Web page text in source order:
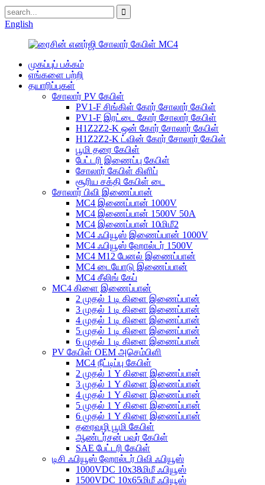
English
முகப்புப் பக்கம்
எங்களை பற்றி
தயாரிப்புகள்
சோலார் PV கேபிள்
PV1-F சிங்கிள் கோர் சோலார் கேபிள்
PV1-F இரட்டை கோர் சோலார் கேபிள்
H1Z2Z2-K ஒன் கோர் சோலார் கேபிள்
H1Z2Z2-K ட்வின் கோர் சோலார் கேபிள்
பூமி தரை கேபிள்
பேட்டரி இணைப்பு கேபிள்
சோலார் கேபிள் கிளிப்
சூரிய சக்தி கேபிள் டை
சோலார் பிவி இணைப்பான்
MC4 இணைப்பான் 1000V
MC4 இணைப்பான் 1500V 50A
MC4 இணைப்பான் 10மிமீ2
MC4 ஃபியூஸ் இணைப்பான் 1000V
MC4 ஃபியூஸ் ஹோல்டர் 1500V
MC4 M12 பேனல் இணைப்பான்
MC4 டையோடு இணைப்பான்
MC4 சீலிங் கேப்
MC4 கிளை இணைப்பான்
2 முதல் 1 டி கிளை இணைப்பான்
3 முதல் 1 டி கிளை இணைப்பான்
4 முதல் 1 டி கிளை இணைப்பான்
5 முதல் 1 டி கிளை இணைப்பான்
6 முதல் 1 டி கிளை இணைப்பான்
PV கேபிள் OEM அசெம்பிளி
MC4 நீட்டிப்பு கேபிள்
2 முதல் 1 Y கிளை இணைப்பான்
3 முதல் 1 Y கிளை இணைப்பான்
4 முதல் 1 Y கிளை இணைப்பான்
5 முதல் 1 Y கிளை இணைப்பான்
6 முதல் 1 Y கிளை இணைப்பான்
தரைவழி பூமி கேபிள்
ஆண்டர்சன் பவர் கேபிள்
SAE பேட்டரி கேபிள்
டிசி ஃபியூஸ் ஹோல்டர் பிவி ஃபியூஸ்
1000VDC 10x38மிமீ ஃபியூஸ்
1500VDC 10x65மிமீ ஃபியூஸ்